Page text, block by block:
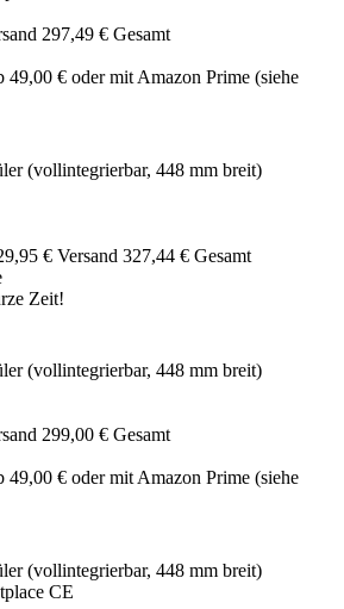
297,49 € Gesamt
49,00 € oder mit Amazon Prime (siehe
(vollintegrierbar, 448 mm breit)
€ Versand 327,44 € Gesamt
Zeit!
(vollintegrierbar, 448 mm breit)
299,00 € Gesamt
49,00 € oder mit Amazon Prime (siehe
(vollintegrierbar, 448 mm breit)